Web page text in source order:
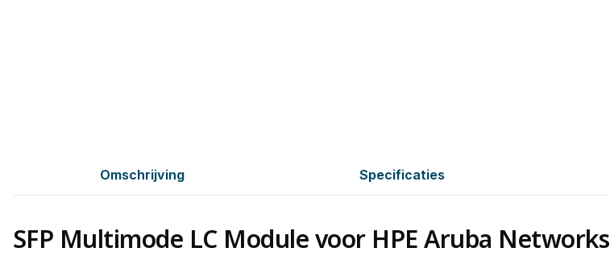
Omschrijving Specificaties
SFP Multimode LC Module voor HPE Aruba Networks